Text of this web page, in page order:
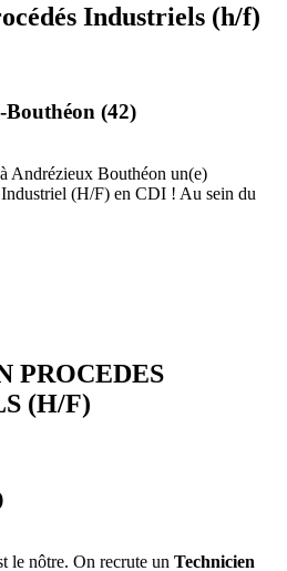
Industriels (h/f)
Bouthéon (42)
Andrézieux Bouthéon un(e)
Industriel (H/F) en CDI ! Au sein du
PROCEDES
(H/F)
le nôtre. On recrute un Technicien